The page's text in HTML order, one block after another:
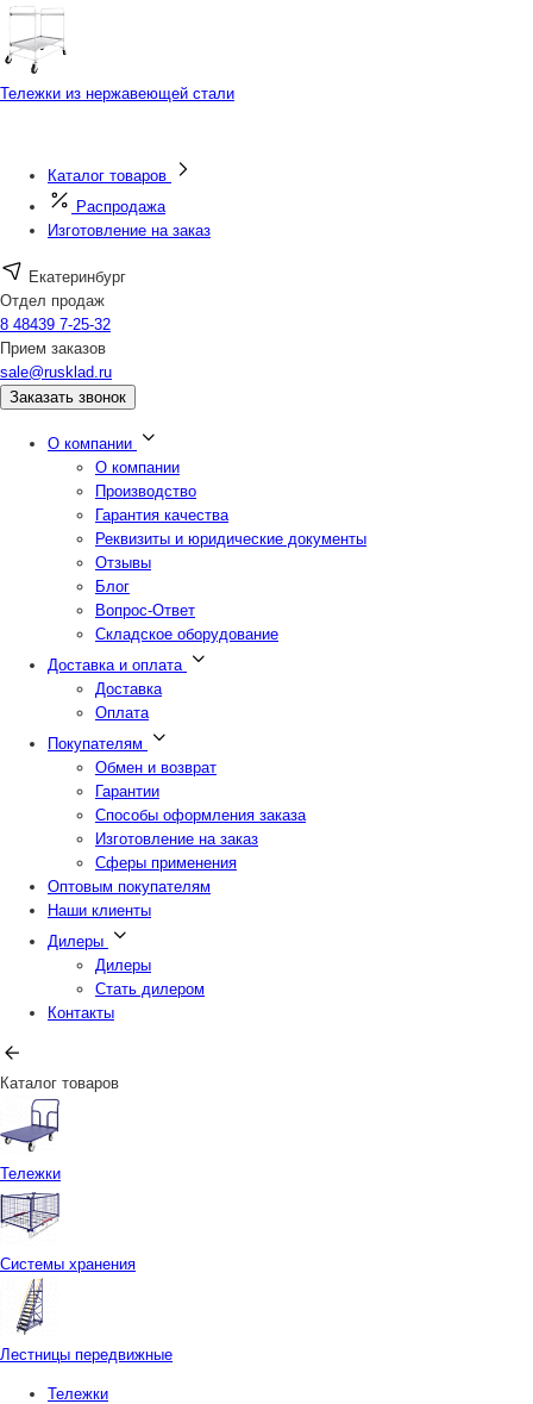
Тележки из нержавеющей стали
Каталог товаров
Распродажа
Изготовление на заказ
Екатеринбург
Отдел продаж
8 48439 7-25-32
Прием заказов
sale@rusklad.ru
Заказать звонок
О компании
О компании
Производство
Гарантия качества
Реквизиты и юридические документы
Отзывы
Блог
Вопрос-Ответ
Складское оборудование
Доставка и оплата
Доставка
Оплата
Покупателям
Обмен и возврат
Гарантии
Способы оформления заказа
Изготовление на заказ
Сферы применения
Оптовым покупателям
Наши клиенты
Дилеры
Дилеры
Стать дилером
Контакты
Каталог товаров
Тележки
Системы хранения
Лестницы передвижные
Тележки